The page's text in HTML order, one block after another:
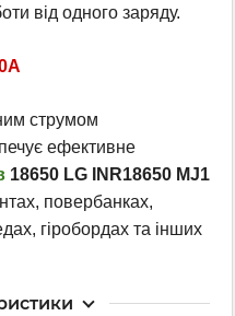
від одного заряду.
струмом
ефективне
18650 LG INR18650 MJ1
повербанках,
гіробордах та інших